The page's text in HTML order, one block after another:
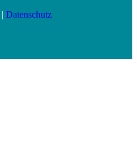
| Datenschutz